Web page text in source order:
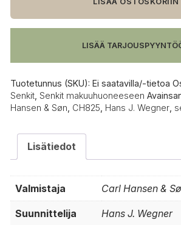
CH825
senkki
LISÄÄ
Tuotetunnus (SKU): Ei saatavilla/-tietoa
Senkit Senkit makuuhuoneeseen
Hansen & Søn CH825 Hans J. Wegner
Lisätiedot
Valmistaja Carl Hansen &
Suunnittelija Hans J. Wegner